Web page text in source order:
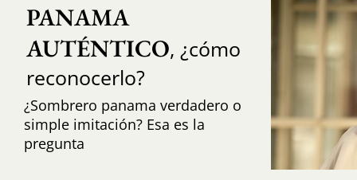
PANAMA
AUTÉNTICO, ¿cómo
reconocerlo?
¿Sombrero panama verdadero o
simple imitación? Esa es la
pregunta